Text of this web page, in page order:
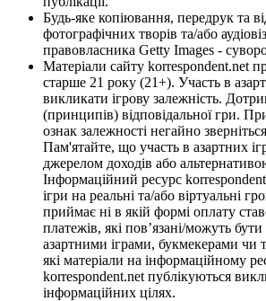
Будь-яке копіювання, передрук та
фотографічних творів та/або
правовласника Getty Images -
Матеріали сайту korrespondent.net
старше 21 року (21+). Участь в
викликати ігрову залежність.
(принципів) відповідальної гри.
ознак залежності негайно
Пам'ятайте, що участь в азартних
джерелом доходів або
Інформаційний ресурс
ігри на реальні та/або віртуальні
приймає ні в якій формі оплату
платежів, які пов’язані/можуть бути
азартними іграми, букмекерами чи
які матеріали на інформаційному
korrespondent.net публікуються
інформаційних цілях.